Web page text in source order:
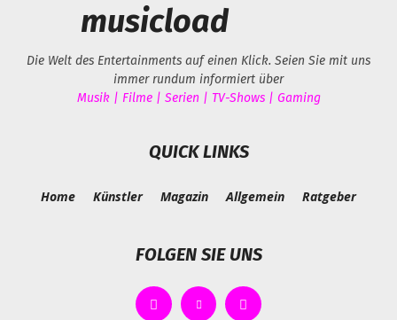
musicload
Die Welt des Entertainments auf einen Klick. Seien Sie mit uns
immer rundum informiert über
Musik | Filme | Serien | TV-Shows | Gaming
QUICK LINKS
Home Künstler Magazin Allgemein Ratgeber
FOLGEN SIE UNS